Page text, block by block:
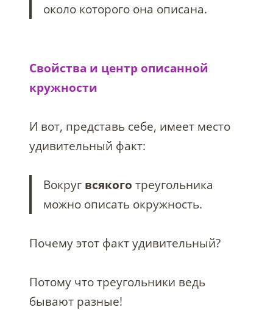
около которого она описана.
Свойства и центр описанной
кружности
И вот, представь себе, имеет место
удивительный факт:
Вокруг всякого треугольника
можно описать окружность.
Почему этот факт удивительный?
Потому что треугольники ведь
бывают разные!